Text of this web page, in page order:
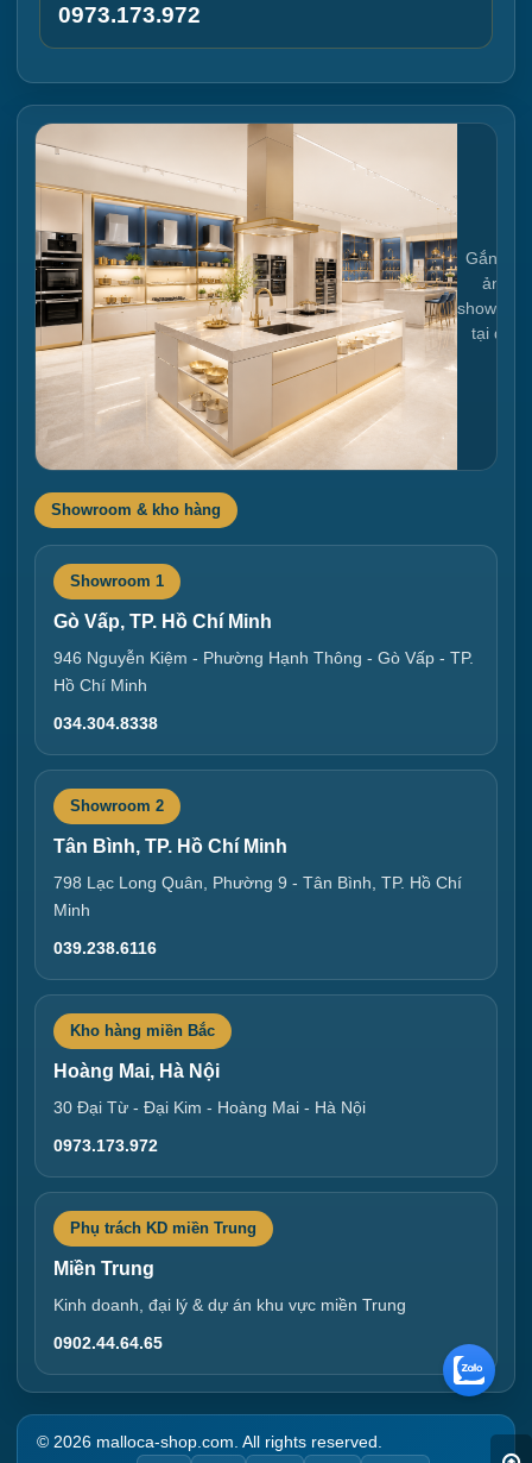
0973.173.972
Gắn link
ảnh
tại đây
Showroom & kho hàng
Showroom 1
Gò Vấp, TP. Hồ Chí Minh
946 Nguyễn Kiệm - Phường Hạnh Thông - Gò Vấp - TP.
Hồ Chí Minh
034.304.8338
Showroom 2
Tân Bình, TP. Hồ Chí Minh
798 Lạc Long Quân, Phường 9 - Tân Bình, TP. Hồ Chí
Minh
039.238.6116
Kho hàng miền Bắc
Hoàng Mai, Hà Nội
30 Đại Từ - Đại Kim - Hoàng Mai - Hà Nội
0973.173.972
Phụ trách KD miền Trung
Miền Trung
Kinh doanh, đại lý & dự án khu vực miền Trung
0902.44.64.65
© 2026 malloca-shop.com. All rights reserved.